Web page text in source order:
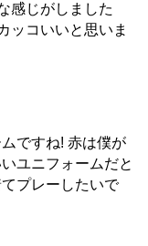
感じがしました
ッコいいと思いま
ですね! 赤は僕が
ユニフォームだと
プレーしたいで